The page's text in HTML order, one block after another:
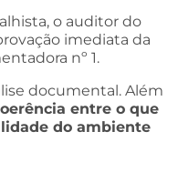
o auditor do
imediata da
nº 1.
documental. Além
entre o que
do ambiente